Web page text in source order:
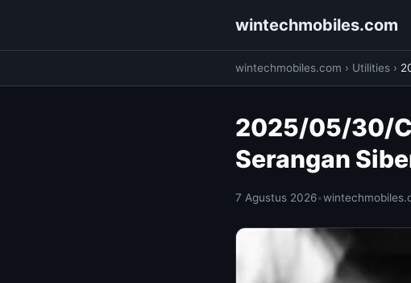
wintechmobiles.com
wintechmobiles.com › Utilities ›
2025/05/30/
Serangan
7 Agustus 2026•